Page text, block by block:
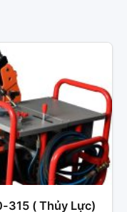
315 ( Thủy Lực)